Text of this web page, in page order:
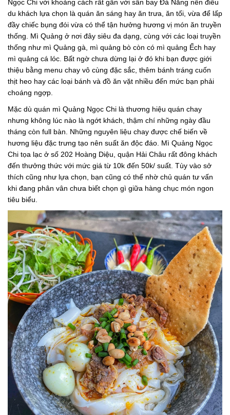
Ngọc Chi với khoảng cách rất gần với sân bay Đà Nẵng nên điều
du khách lựa chọn là quán ăn sáng hay ăn trưa, ăn tối, vừa để lấp
đầy chiếc bụng đói vừa có thể tận hưởng hương vị món ăn truyền
thống. Mì Quảng ở nơi đây siêu đa dạng, cùng với các loại truyền
thống như mì Quảng gà, mì quảng bò còn có mì quảng Ếch hay
mì quảng cá lóc. Bất ngờ chưa dừng lại ở đó khi bạn được giới
thiệu bằng menu chay vô cùng đặc sắc, thêm bánh tráng cuốn
thịt heo hay các loại bánh và đồ ăn vặt nhiều đến mức bạn phải
choáng ngợp.
Mặc dù quán mì Quảng Ngọc Chi là thương hiệu quán chay
nhưng không lúc nào là ngớt khách, thậm chí những ngày đầu
tháng còn full bàn. Những nguyên liệu chay được chế biến về
hương liệu đặc trưng tạo nên suất ăn độc đáo. Mì Quảng Ngọc
Chi tọa lạc ở số 202 Hoàng Diệu, quận Hải Châu rất đông khách
đến thưởng thức với mức giá từ 10k đến 50k/ suất. Tùy vào sở
thích cũng như lựa chọn, bạn cũng có thể nhờ chủ quán tư vấn
khi đang phân vân chưa biết chọn gì giữa hàng chục món ngon
tiêu biểu.